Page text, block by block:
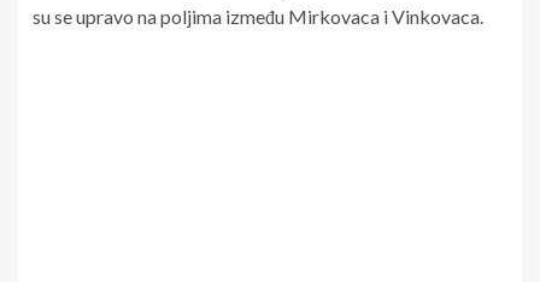
su se upravo na poljima između Mirkovaca i Vinkovaca.